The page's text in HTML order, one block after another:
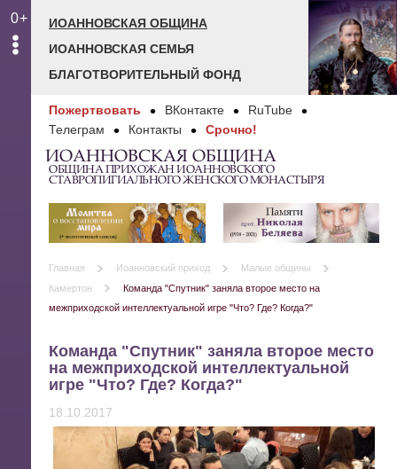
0+
ИОАННОВСКАЯ ОБЩИНА
ИОАННОВСКАЯ СЕМЬЯ
БЛАГОТВОРИТЕЛЬНЫЙ ФОНД
Пожертвовать ВКонтакте
RuTube
Телеграм
Контакты Срочно!
ИОАННОВСКАЯ ОБЩИНА
ОБЩИНА ПРИХОЖАН ИОАННОВСКОГО
СТАВРОПИГИАЛЬНОГО ЖЕНСКОГО МОНАСТЫРЯ
Главная Иоанновский приход
Малые общины
Камертон
Команда "Спутник" заняла второе место на
межприходской интеллектуальной игре "Что? Где? Когда?"
Команда "Спутник" заняла второе место
на межприходской интеллектуальной
игре "Что? Где? Когда?"
18.10.2017